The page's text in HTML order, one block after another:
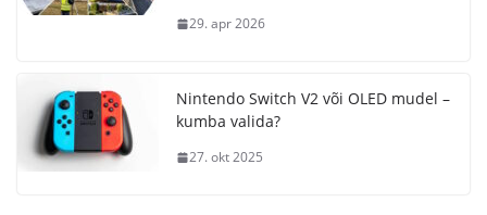
29. apr 2026
Nintendo Switch V2 või OLED mudel –
kumba valida?
27. okt 2025